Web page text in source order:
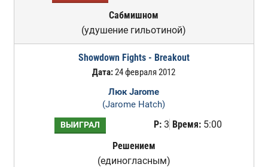
Сабмишном
(удушение гильотиной)
Showdown Fights - Breakout
Дата:24 февраля 2012
Люк Jarome
(Jarome Hatch)
ВЫИГРАЛ Р:3 Время:5:00
Решением
(единогласным)